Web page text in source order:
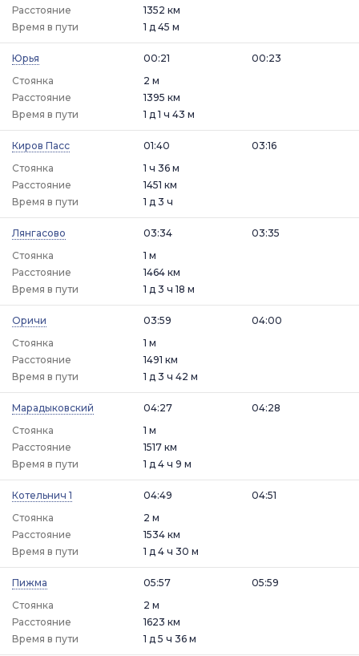
Расстояние
1352 км
Время в пути
1 д 45 м
Юрья
00:21
Стоянка
2 м
00:23
Расстояние
1395 км
Время в пути
1 д 1 ч 43 м
Киров Пасс
01:40
Стоянка
1 ч 36 м
03:16
Расстояние
1451 км
Время в пути
1 д 3 ч
Лянгасово
03:34
Стоянка
1 м
03:35
Расстояние
1464 км
Время в пути
1 д 3 ч 18 м
Оричи
03:59
Стоянка
1 м
04:00
Расстояние
1491 км
Время в пути
1 д 3 ч 42 м
Марадыковский
04:27
Стоянка
1 м
04:28
Расстояние
1517 км
Время в пути
1 д 4 ч 9 м
Котельнич 1
04:49
Стоянка
2 м
04:51
Расстояние
1534 км
Время в пути
1 д 4 ч 30 м
Пижма
05:57
Стоянка
2 м
05:59
Расстояние
1623 км
Время в пути
1 д 5 ч 36 м